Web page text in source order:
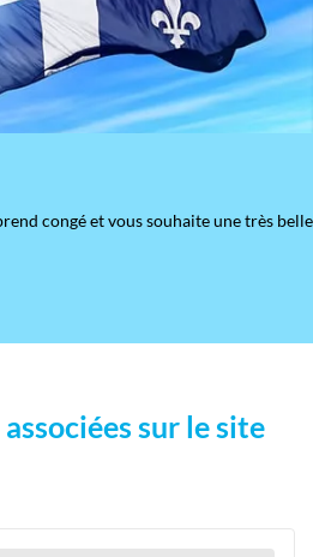
congé et vous souhaite une très belle
sur le site